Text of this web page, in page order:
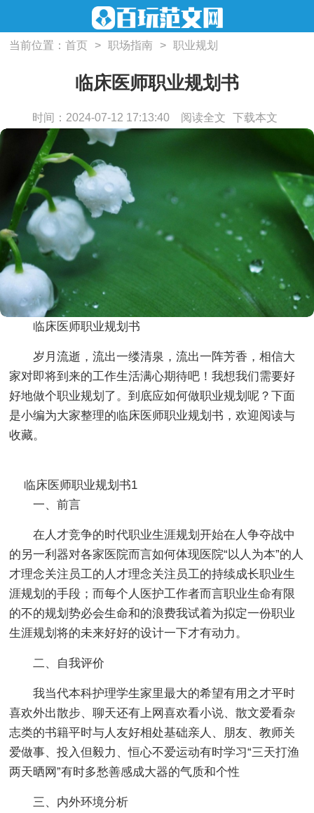
当前位置：首页 > 职场指南 > 职业规划
临床医师职业规划书
时间：2024-07-12 17:13:40 阅读全文 下载本文
临床医师职业规划书
岁月流逝，流出一缕清泉，流出一阵芳香，相信大
家对即将到来的工作生活满心期待吧！我想我们需要好
好地做个职业规划了。到底应如何做职业规划呢？下面
是小编为大家整理的临床医师职业规划书，欢迎阅读与
收藏。
临床医师职业规划书1
一、前言
在人才竞争的时代职业生涯规划开始在人争夺战中
的另一利器对各家医院而言如何体现医院“以人为本”的人
才理念关注员工的人才理念关注员工的持续成长职业生
涯规划的手段；而每个人医护工作者而言职业生命有限
的不的规划势必会生命和的浪费我试着为拟定一份职业
生涯规划将的未来好好的设计一下才有动力。
二、自我评价
我当代本科护理学生家里最大的希望有用之才平时
喜欢外出散步、聊天还有上网喜欢看小说、散文爱看杂
志类的书籍平时与人友好相处基础亲人、朋友、教师关
爱做事、投入但毅力、恒心不爱运动有时学习“三天打渔
两天晒网”有时多愁善感成大器的气质和个性
三、内外环境分析